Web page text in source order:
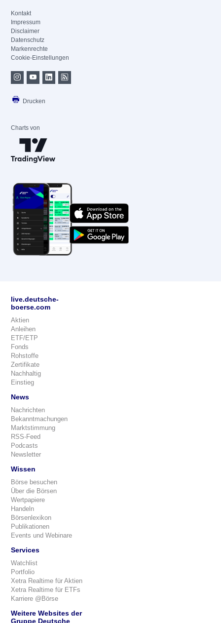
Kontakt
Impressum
Disclaimer
Datenschutz
Markenrechte
Cookie-Einstellungen
Drucken
Charts von
live.deutsche-
boerse.com
Aktien
Anleihen
ETF/ETP
Fonds
Rohstoffe
Zertifikate
Nachhaltig
Einstieg
News
Nachrichten
Bekanntmachungen
Marktstimmung
RSS-Feed
Podcasts
Newsletter
Wissen
Börse besuchen
Über die Börsen
Wertpapiere
Handeln
Börsenlexikon
Publikationen
Events und Webinare
Services
Watchlist
Portfolio
Xetra Realtime für Aktien
Xetra Realtime für ETFs
Karriere @Börse
Weitere Websites der
Gruppe Deutsche